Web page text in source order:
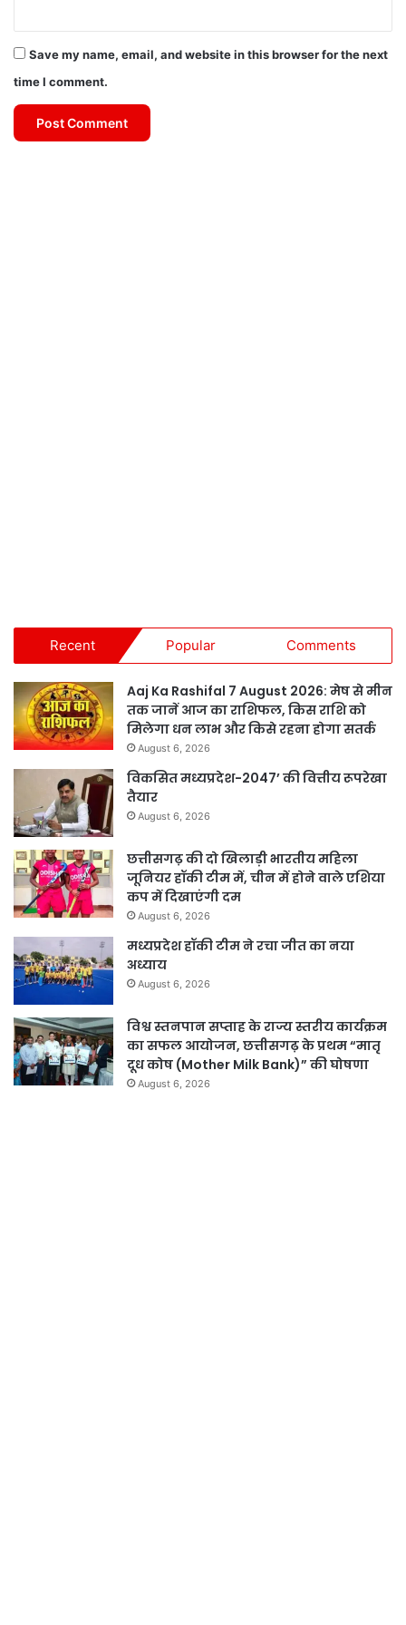
Save my name, email, and website in this browser for the next
time I comment.
Recent Popular Comments
Aaj Ka Rashifal 7 August 2026: मेष से मीन
तक जानें आज का राशिफल, किस राशि को
मिलेगा धन लाभ और किसे रहना होगा सतर्क
August 6, 2026
विकसित मध्यप्रदेश-2047’ की वित्तीय रूपरेखा
तैयार
August 6, 2026
छत्तीसगढ़ की दो खिलाड़ी भारतीय महिला
जूनियर हॉकी टीम में, चीन में होने वाले एशिया
कप में दिखाएंगी दम
August 6, 2026
मध्यप्रदेश हॉकी टीम ने रचा जीत का नया
अध्याय
August 6, 2026
विश्व स्तनपान सप्ताह के राज्य स्तरीय कार्यक्रम
का सफल आयोजन, छत्तीसगढ़ के प्रथम “मातृ
दूध कोष (Mother Milk Bank)” की घोषणा
August 6, 2026